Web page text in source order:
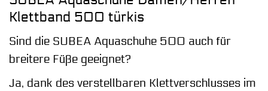
Klettband 500 türkis
Sind die SUBEA Aquaschuhe 500 auch für
breitere Füße geeignet?
Ja, dank des verstellbaren Klettverschlusses im